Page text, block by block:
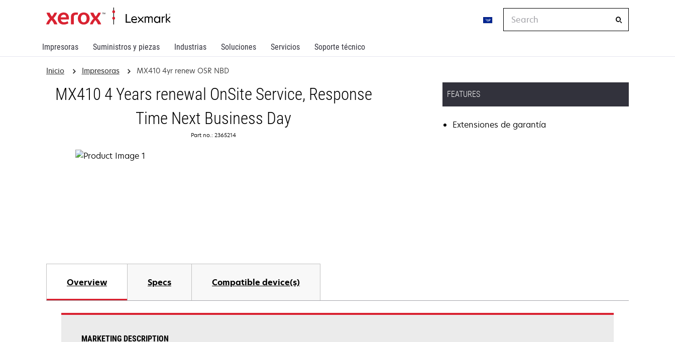
Impresoras Suministros y piezas Industrias Soluciones Servicios Soporte técnico
Inicio Impresoras MX410 4yr renew OSR NBD
MX410 4 Years renewal OnSite Service, Response
Time Next Business Day
Part no.: 2365214
FEATURES
Extensiones de garantía
Overview Specs Compatible device(s)
MARKETING DESCRIPTION